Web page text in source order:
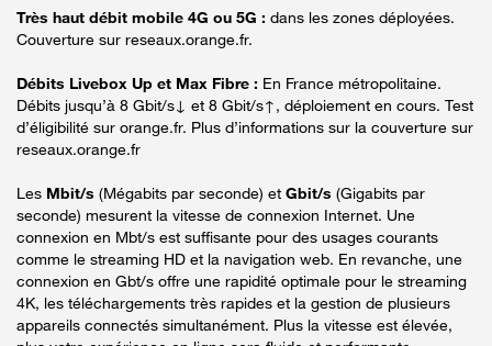
Très haut débit mobile 4G ou 5G : dans les zones déployées.
Couverture sur reseaux.orange.fr.
Débits Livebox Up et Max Fibre : En France métropolitaine.
Débits jusqu’à 8 Gbit/s↓ et 8 Gbit/s↑, déploiement en cours. Test
d’éligibilité sur orange.fr. Plus d’informations sur la couverture sur
reseaux.orange.fr
Les Mbit/s (Mégabits par seconde) et Gbit/s (Gigabits par
seconde) mesurent la vitesse de connexion Internet. Une
connexion en Mbt/s est suffisante pour des usages courants
comme le streaming HD et la navigation web. En revanche, une
connexion en Gbt/s offre une rapidité optimale pour le streaming
4K, les téléchargements très rapides et la gestion de plusieurs
appareils connectés simultanément. Plus la vitesse est élevée,